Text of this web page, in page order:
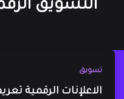
التسويق
تسويق
الاعلإنات الرقمية